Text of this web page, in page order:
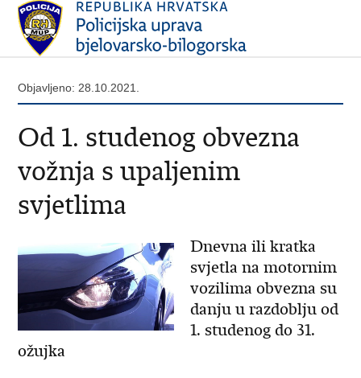
Objavljeno: 28.10.2021.
Od 1. studenog obvezna
vožnja s upaljenim
svjetlima
Dnevna ili kratka
svjetla na motornim
vozilima obvezna su
danju u razdoblju od
1. studenog do 31.
ožujka